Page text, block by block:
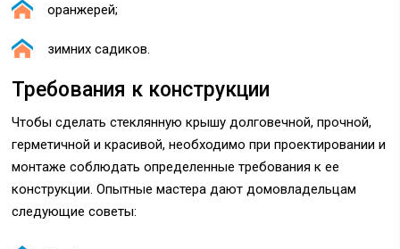
оранжерей;
зимних садиков.
Требования к конструкции
Чтобы сделать стеклянную крышу долговечной, прочной,
герметичной и красивой, необходимо при проектировании и
монтаже соблюдать определенные требования к ее
конструкции. Опытные мастера дают домовладельцам
следующие советы: